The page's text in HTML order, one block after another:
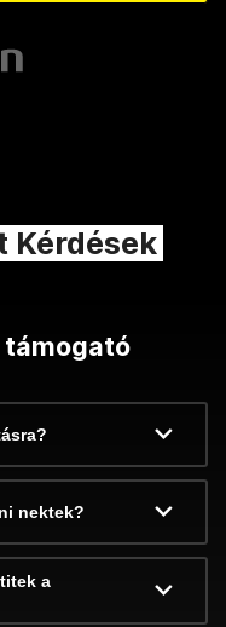
Kérdések
támogató
nektek?
a